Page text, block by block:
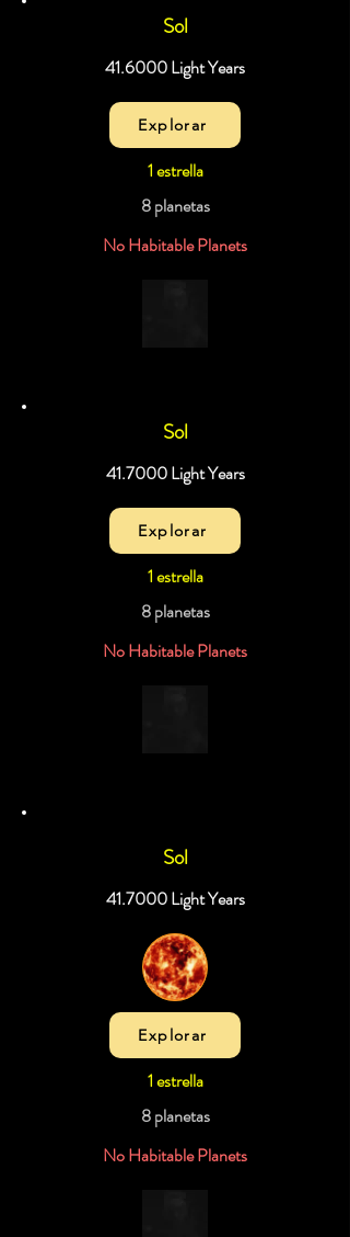
Sol
41.6000 Light Years
Explorar
1 estrella
8 planetas
No Habitable Planets
Sol
41.7000 Light Years
Explorar
1 estrella
8 planetas
No Habitable Planets
Sol
41.7000 Light Years
Explorar
1 estrella
8 planetas
No Habitable Planets